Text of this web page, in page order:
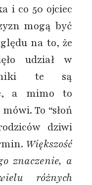
i co 50 ojciec
mogą być
na to, że
udział w
te są
a mimo to
To “słoń
dziwi
Większość
znaczenie, a
różnych